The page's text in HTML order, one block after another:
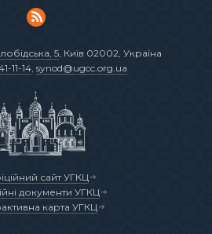
5 , Київ 02002, Україна
11-14, synod@ugcc.org.ua
сайт УГКЦ
документи УГКЦ
карта УГКЦ